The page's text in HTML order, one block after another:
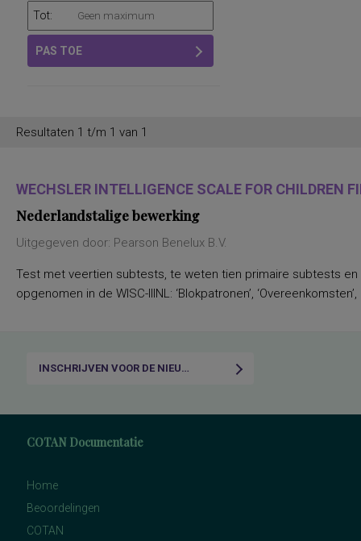
Tot:
PAS TOE
Resultaten 1 t/m 1 van 1
WECHSLER INTELLIGENCE SCALE FOR CHILDREN
Nederlandstalige bewerking
Uitgegeven door: Pearson Benelux B.V.
Test met veertien subtests, te weten tien primaire subtests
opgenomen in de WISC-IIINL: ‘Blokpatronen’,
INSCHRIJVEN VOOR DE NIEUWSBRIEF
COTAN Documentatie
Home
Beoordelingen
COTAN